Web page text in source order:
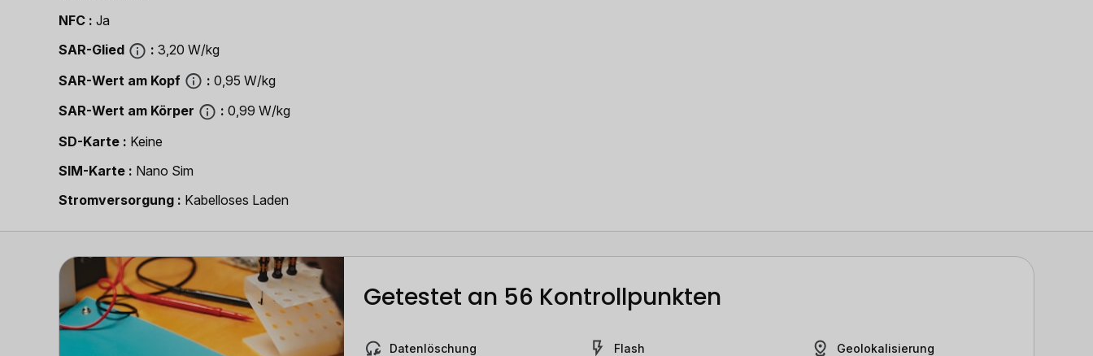
NFC
Ja
SAR-Glied
3,20 W/kg
SAR-Wert am Kopf
0,95 W/kg
SAR-Wert am Körper
0,99 W/kg
SD-Karte
Keine
SIM-Karte
Nano Sim
Strom­versorgung
Kabelloses Laden
Getestet an 56 Kontrollpunkten
Datenlöschung Flash Geolokalisierung